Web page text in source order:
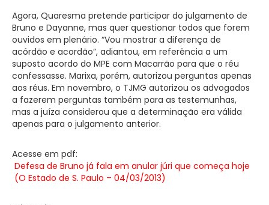
Agora, Quaresma pretende participar do julgamento de
Bruno e Dayanne, mas quer questionar todos que forem
ouvidos em plenário. “Vou mostrar a diferença de
acórdão e acordão”, adiantou, em referência a um
suposto acordo do MPE com Macarrão para que o réu
confessasse. Marixa, porém, autorizou perguntas apenas
aos réus. Em novembro, o TJMG autorizou os advogados
a fazerem perguntas também para as testemunhas,
mas a juíza considerou que a determinação era válida
apenas para o julgamento anterior.
Acesse em pdf:
Defesa de Bruno já fala em anular júri que começa hoje
(O Estado de S. Paulo – 04/03/2013)